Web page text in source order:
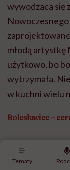
Tematy
wywodzącą się
młodą artystkę
użytkowo, bo
wytrzymała.
w kuchni wielu
Bolesławiec –